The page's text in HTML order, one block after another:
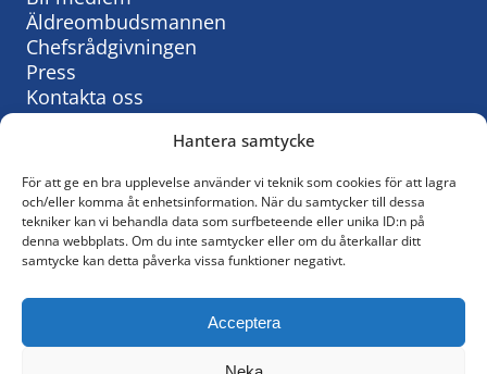
Hantera samtycke
För att ge en bra upplevelse använder vi teknik som cookies för att lagra
och/eller komma åt enhetsinformation. När du samtycker till dessa
tekniker kan vi behandla data som surfbeteende eller unika ID:n på
denna webbplats. Om du inte samtycker eller om du återkallar ditt
samtycke kan detta påverka vissa funktioner negativt.
Acceptera
Äldreombudsmannen
Chefsrådgivningen
Press
Kontakta oss
Så behandlar vi personuppgifter:
KyrkAs personuppgiftspolicy
Följ oss på Facebook